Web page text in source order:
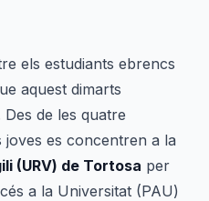
els estudiants ebrencs
aquest dimarts
de les quatre
es concentren a la
(URV) de Tortosa per
a la Universitat (PAU)